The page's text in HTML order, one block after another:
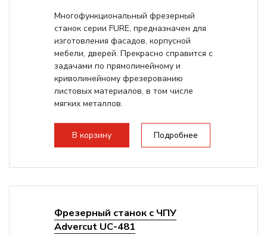
Многофункциональный фрезерный
станок серии FURE, предназначен для
изготовления фасадов, корпусной
мебели, дверей. Прекрасно справится с
задачами по прямолинейному и
криволинейному фрезерованию
листовых материалов, в том числе
мягких металлов.
В корзину Подробнее
Фрезерный станок с ЧПУ
Advercut UС-481